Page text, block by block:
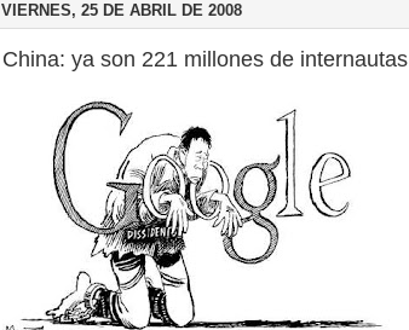
VIERNES, 25 DE ABRIL DE 2008
China: ya son 221 millones de internautas